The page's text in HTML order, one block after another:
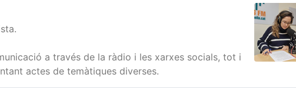
a través de la ràdio i les xarxes socials, tot i
actes de temàtiques diverses.